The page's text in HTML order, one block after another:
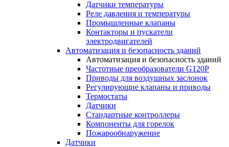
Датчики температуры
Реле давления и температуры
Промышленные клапаны
Контакторы и пускатели
электродвигателей
Автоматизация и безопасность зданий
Автоматизация и безопасность зданий
Частотные преобразователи G120P
Приводы для воздушных заслонок
Регулирующие клапаны и приводы
Термостаты
Датчики
Стандартные контроллеры
Компоненты для горелок
Пожарообнаружение
Датчики